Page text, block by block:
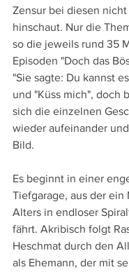
Zensur bei diesen nicht
hinschaut. Nur die
so die jeweils rund 35
Episoden "Doch das
"Sie sagte: Du kannst
und "Küss mich", doch
sich die einzelnen
wieder aufeinander
Bild.
Es beginnt in einer
Tiefgarage, aus der ein
Alters in endloser
fährt. Akribisch folgt
Heschmat durch den
als Ehemann, der mit